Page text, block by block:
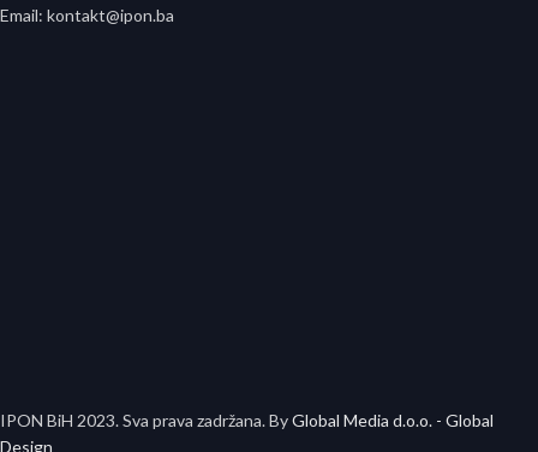
Email: kontakt@ipon.ba
IPON BiH 2023. Sva prava zadržana. ByGlobal Media d.o.o. - Global
Design